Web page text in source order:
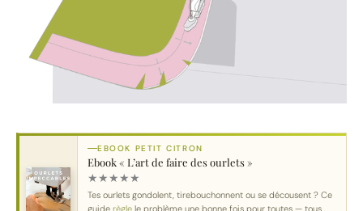
EBOOK PETIT CITRON
Ebook « L’art de faire des ourlets »
★★★★★
Tes ourlets gondolent, tirebouchonnent ou se décousent ? Ce
guide règle le problème une bonne fois pour toutes — tous